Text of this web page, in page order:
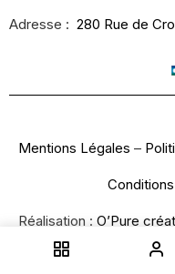
Adresse : 280 Rue de
Mentions Légales –
Réalisation : O’Pure